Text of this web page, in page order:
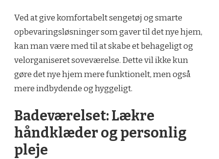
Ved at give komfortabelt sengetøj og smarte
opbevaringsløsninger som gaver til det nye hjem,
kan man være med til at skabe et behageligt og
velorganiseret soveværelse. Dette vil ikke kun
gøre det nye hjem mere funktionelt, men også
mere indbydende og hyggeligt.
Badeværelset: Lækre
håndklæder og personlig
pleje